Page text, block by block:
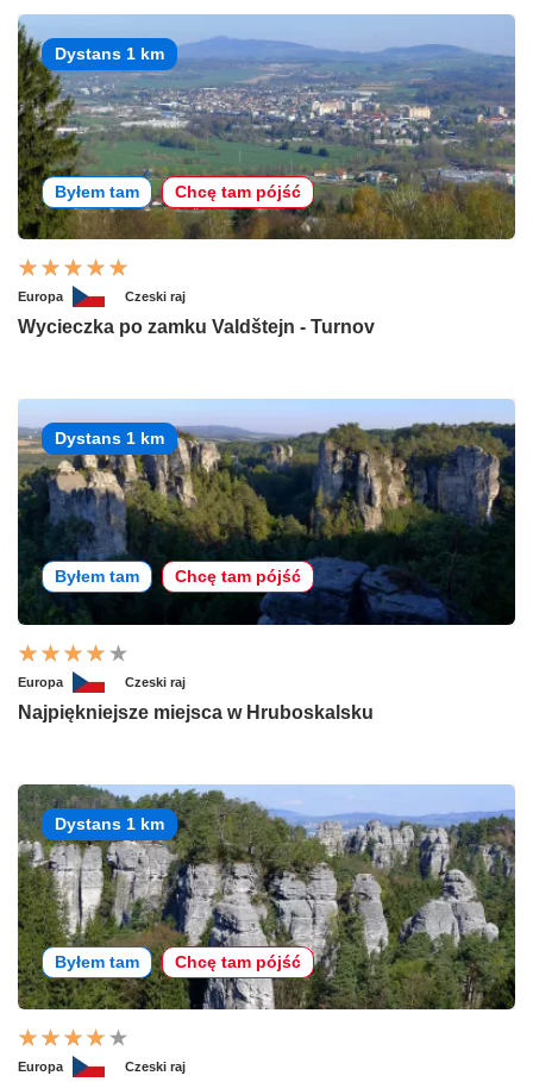
Dystans 1 km
Byłem tam Chcę tam pójść
Europa Czeski raj
Wycieczka po zamku Valdštejn - Turnov
Dystans 1 km
Byłem tam Chcę tam pójść
Europa Czeski raj
Najpiękniejsze miejsca w Hruboskalsku
Dystans 1 km
Byłem tam Chcę tam pójść
Europa Czeski raj